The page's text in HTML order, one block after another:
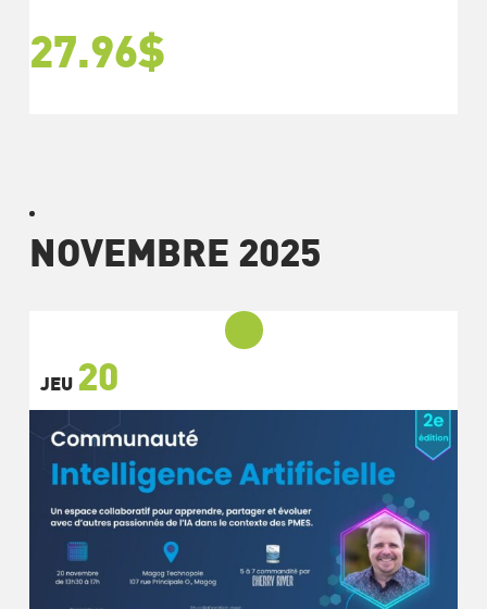
27.96$
NOVEMBRE 2025
JEU 20